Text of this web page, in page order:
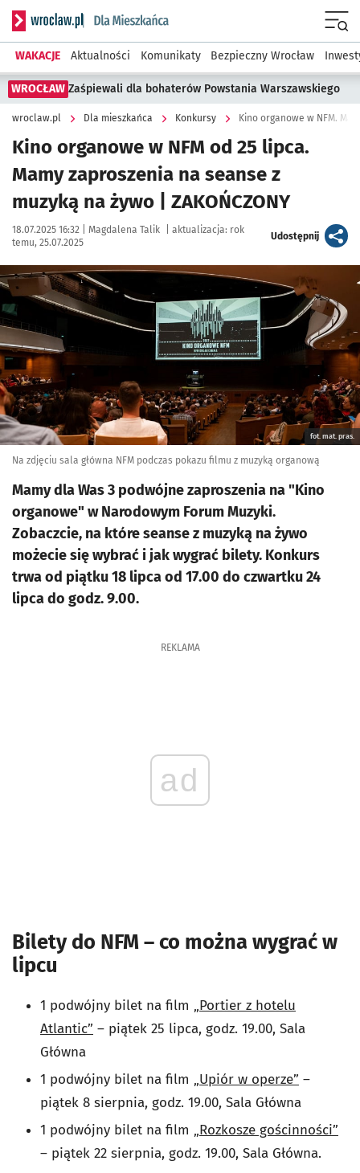
Serwis informacyjny wroclaw.pl podserwis: Dla mieszkańca
WAKACJE Aktualności Komunikaty Bezpieczny Wrocław
WROCŁAW Zaśpiewali dla bohaterów Powstania Warszawskiego
wroclaw.pl Dla mieszkańca Konkursy Kino organowe w NFM.
Kino organowe w NFM od 25 lipca.
Mamy zaproszenia na seanse z
muzyką na żywo | ZAKOŃCZONY
Data publikacji:
18.07.2025 16:32 | Autor:
Magdalena Talik aktualizacja: rok
temu, 25.07.2025
Udostępnijartykuł
Kliknij, aby powiększyć
fot. mat. pras.
Na zdjęciu sala główna NFM podczas pokazu filmu z muzyką organową
Mamy dla Was 3 podwójne zaproszenia na "Kino
organowe" w Narodowym Forum Muzyki.
Zobaczcie, na które seanse z muzyką na żywo
możecie się wybrać i jak wygrać bilety. Konkurs
trwa od piątku 18 lipca od 17.00 do czwartku 24
lipca do godz. 9.00.
REKLAMA
ad
Bilety do NFM – co można wygrać w
lipcu
1 podwójny bilet na film „Portier z hotelu
Atlantic” – piątek 25 lipca, godz. 19.00, Sala
Główna
1 podwójny bilet na film „Upiór w operze” –
piątek 8 sierpnia, godz. 19.00, Sala Główna
1 podwójny bilet na film „Rozkosze gościnności”
– piątek 22 sierpnia, godz. 19.00, Sala Główna.